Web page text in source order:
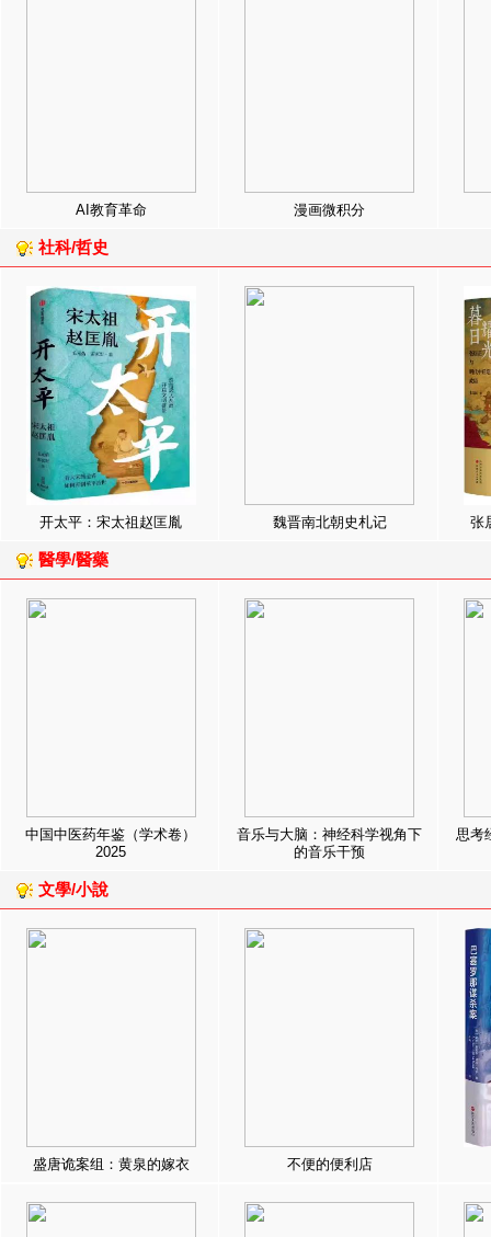
AI教育革命 漫画微积分
社科/哲史
开太平：宋太祖赵匡胤 魏晋南北朝史札记 张
醫學/醫藥
中国中医药年鉴（学术卷）
2025
音乐与大脑：神经科学视角下
的音乐干预
思考
文學/小說
盛唐诡案组：黄泉的嫁衣 不便的便利店